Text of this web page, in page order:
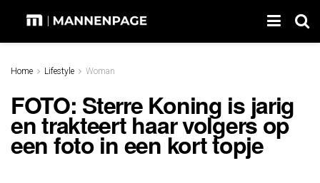
Home Lifestyle Woman
FOTO: Sterre Koning is jarig
en trakteert haar volgers op
een foto in een kort topje